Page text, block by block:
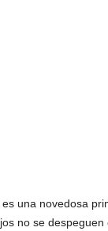
una novedosa
no se despeguen